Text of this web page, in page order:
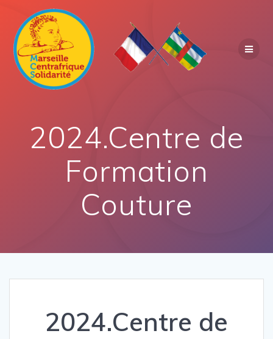
2024.Centre de
Formation
Couture
2024.Centre de